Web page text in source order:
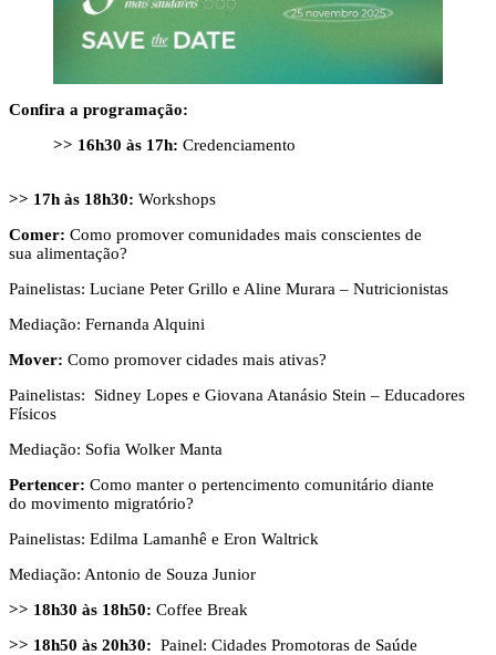
Confira a programação:
>> 16h30 às 17h: Credenciamento
>> 17h às 18h30: Workshops
Comer: Como promover comunidades mais conscientes de
sua alimentação?
Painelistas: Luciane Peter Grillo e Aline Murara – Nutricionistas
Mediação: Fernanda Alquini
Mover: Como promover cidades mais ativas?
Painelistas: Sidney Lopes e Giovana Atanásio Stein – Educadores
Físicos
Mediação: Sofia Wolker Manta
Pertencer: Como manter o pertencimento comunitário diante
do movimento migratório?
Painelistas: Edilma Lamanhê e Eron Waltrick
Mediação: Antonio de Souza Junior
>> 18h30 às 18h50: Coffee Break
>> 18h50 às 20h30: Painel: Cidades Promotoras de Saúde